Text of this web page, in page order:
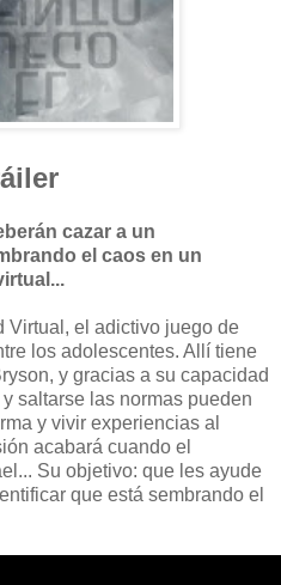
cazar a un
el caos en un
Virtual, el adictivo juego de
los adolescentes. Allí tiene
y gracias a su capacidad
saltarse las normas pueden
y vivir experiencias al
acabará cuando el
Su objetivo: que les ayude
que está sembrando el